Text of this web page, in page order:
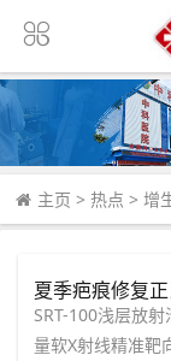
主页 > 热点 > 增
SRT-100浅层放
量软X射线精准靶